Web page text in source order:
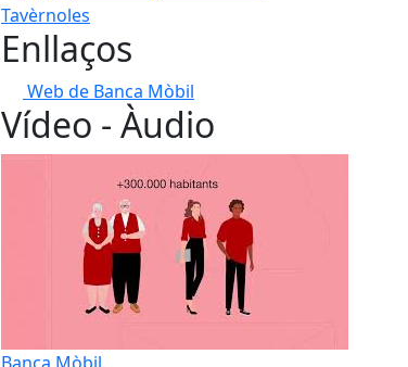
Tavèrnoles
Enllaços
Web de Banca Mòbil
Vídeo - Àudio